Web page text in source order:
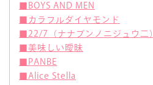
■BOYS AND MEN
■カラフルダイヤモンド
■22/7（ナナブンノニジュウ二
■美味しい曖昧
■PANBE
■Alice Stella